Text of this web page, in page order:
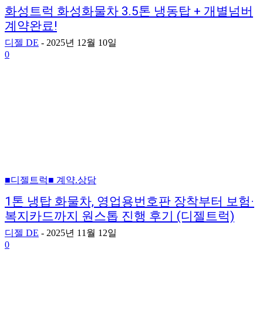
화성트럭 화성화물차 3.5톤 냉동탑 + 개별넘버
계약완료!
디젤 DE - 2025년 12월 10일
0
■디젤트럭■ 계약.상담
1톤 냉탑 화물차, 영업용번호판 장착부터 보험·
복지카드까지 원스톱 진행 후기 (디젤트럭)
디젤 DE - 2025년 11월 12일
0